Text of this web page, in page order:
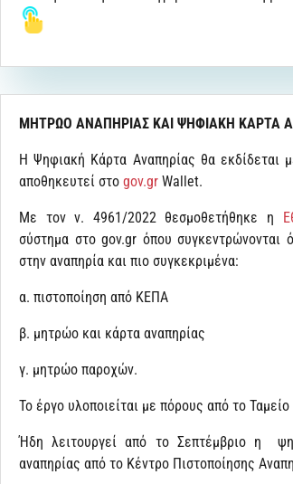
ΜΗΤΡΩΟ ΑΝΑΠΗΡΙΑΣ ΚΑΙ ΨΗΦΙΑΚΗ ΚΑΡΤΑ
Η Ψηφιακή Κάρτα Αναπηρίας θα εκδίδεται
αποθηκευτεί στο gov.gr Wallet.
Με τον ν. 4961/2022 θεσμοθετήθηκε η
σύστημα στο gov.gr όπου συγκεντρώνονται
στην αναπηρία και πιο συγκεκριμένα:
α. πιστοποίηση από ΚΕΠΑ
β. μητρώο και κάρτα αναπηρίας
γ. μητρώο παροχών.
Το έργο υλοποιείται με πόρους από το
Ήδη λειτουργεί από το Σεπτέμβριο η
αναπηρίας από το Κέντρο Πιστοποίησης